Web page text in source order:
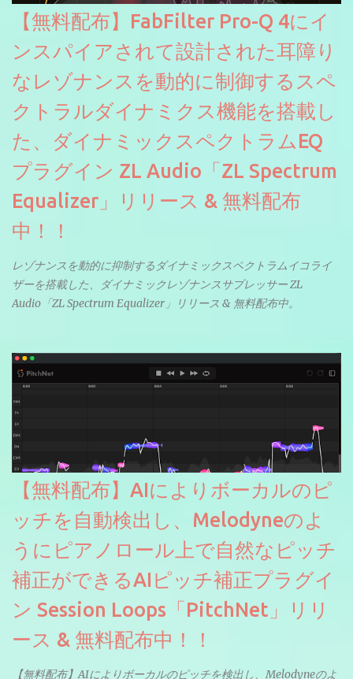
【無料配布】FabFilter Pro-Q 4にイ
ンスパイアされて設計された耳障り
なレゾナンスを動的に制御するスペ
クトラルダイナミクス機能を搭載し
た、ダイナミックスペクトラムEQ
プラグイン ZL Audio「ZL Spectrum
Equalizer」リリース & 無料配布
中！！
レゾナンスを動的に抑制するダイナミックスペクトラムイコライ
ザーを搭載した、ダイナミックレゾナンスサプレッサー ZL
Audio「ZL Spectrum Equalizer」リリース & 無料配布中。
【無料配布】AIによりボーカルのピ
ッチを自動検出し、Melodyneのよ
うにピアノロール上で自然なピッチ
補正ができるAIピッチ補正プラグイ
ン Session Loops「PitchNet」リリ
ース & 無料配布中！！
【無料配布】AIによりボーカルのピッチを検出し、Melodyneのよ